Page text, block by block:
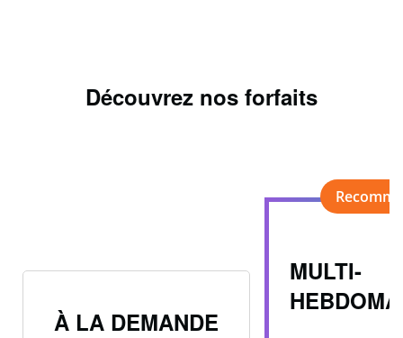
Découvrez nos forfaits
MULTI-
À LA DEMANDE